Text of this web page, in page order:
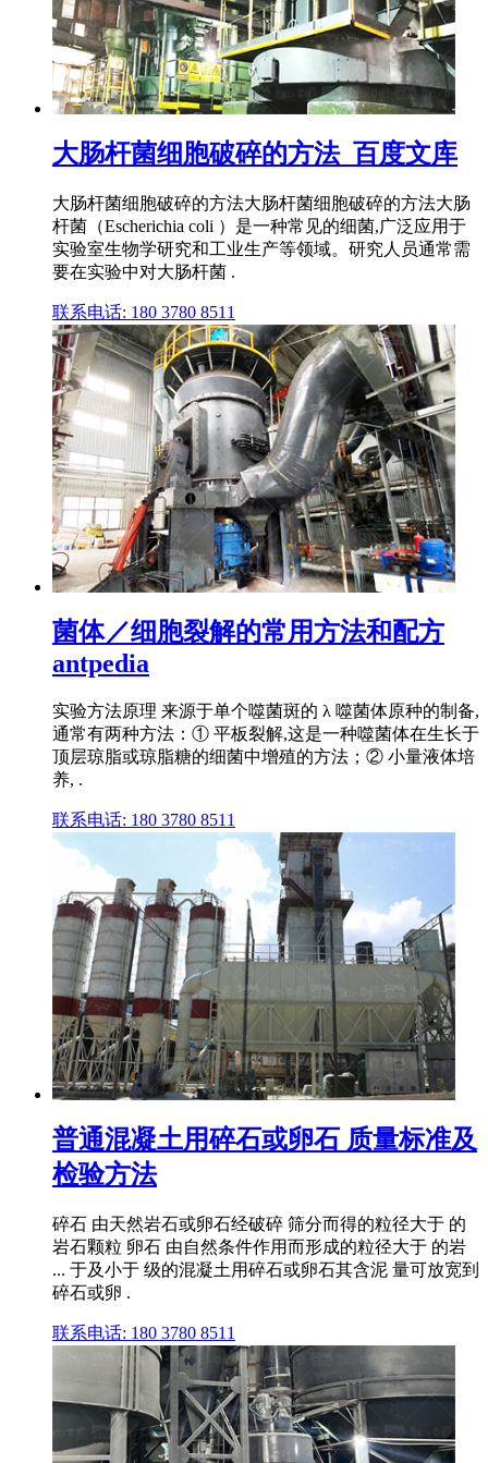
大肠杆菌细胞破碎的方法_百度文库
大肠杆菌细胞破碎的方法大肠杆菌细胞破碎的方法大肠
杆菌（Escherichia coli ）是一种常见的细菌,广泛应用于
实验室生物学研究和工业生产等领域。研究人员通常需
要在实验中对大肠杆菌 .
联系电话: 180 3780 8511
菌体／细胞裂解的常用方法和配方
antpedia
实验方法原理 来源于单个噬菌斑的 λ 噬菌体原种的制备,
通常有两种方法：① 平板裂解,这是一种噬菌体在生长于
顶层琼脂或琼脂糖的细菌中增殖的方法；② 小量液体培
养, .
联系电话: 180 3780 8511
普通混凝土用碎石或卵石 质量标准及
检验方法
碎石 由天然岩石或卵石经破碎 筛分而得的粒径大于 的
岩石颗粒 卵石 由自然条件作用而形成的粒径大于 的岩
... 于及小于 级的混凝土用碎石或卵石其含泥 量可放宽到
碎石或卵 .
联系电话: 180 3780 8511